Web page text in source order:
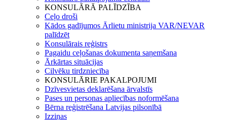
KONSULĀRĀ PALĪDZĪBA
Ceļo droši
Kādos gadījumos Ārlietu ministrija VAR/NEVAR
palīdzēt
Konsulārais reģistrs
Pagaidu ceļošanas dokumenta saņemšana
Ārkārtas situācijas
Cilvēku tirdzniecība
KONSULĀRIE PAKALPOJUMI
Dzīvesvietas deklarēšana ārvalstīs
Pases un personas apliecības noformēšana
Bērna reģistrēšana Latvijas pilsonībā
Izziņas